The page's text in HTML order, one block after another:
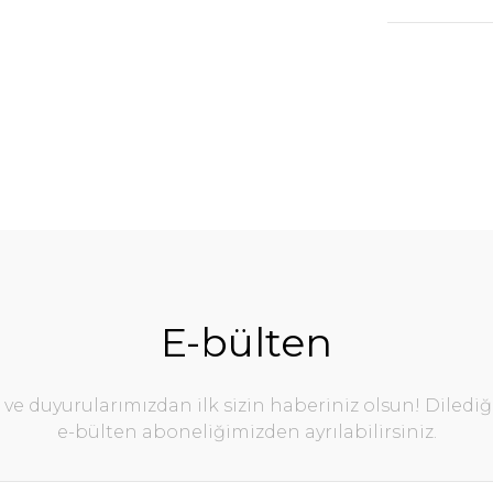
E-bülten
ve duyurularımızdan ilk sizin haberiniz olsun!
e-bülten aboneliğimizden ayrılabilirsiniz.